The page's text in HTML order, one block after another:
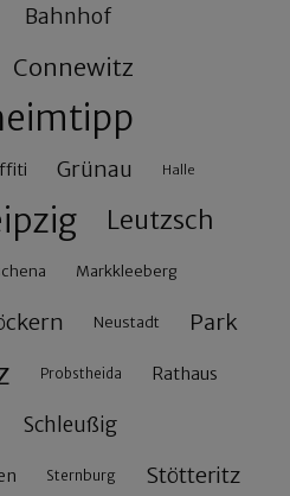
Bahnhof
Connewitz
Grünau Halle
Leutzsch
Markkleeberg
Neustadt Park
Probstheida Rathaus
Schleußig
Sternburg Stötteritz